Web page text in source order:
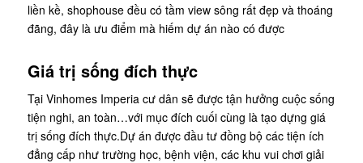
liền kề, shophouse đều có tầm view sông rất đẹp và thoáng
đãng, đây là ưu điểm mà hiếm dự án nào có được
Giá trị sống đích thực
Tại Vinhomes Imperia cư dân sẽ được tận hưởng cuộc sống
tiện nghi, an toàn…với mục đích cuối cùng là tạo dựng giá
trị sống đích thực.Dự án được đầu tư đồng bộ các tiện ích
đẳng cấp như trường học, bệnh viện, các khu vui chơi giải